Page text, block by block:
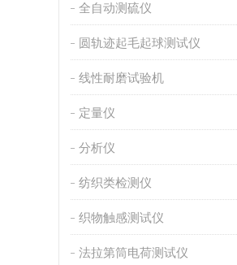
全自动测硫仪
圆轨迹起毛起球测试仪
线性耐磨试验机
定量仪
分析仪
纺织类检测仪
织物触感测试仪
法拉第筒电荷测试仪